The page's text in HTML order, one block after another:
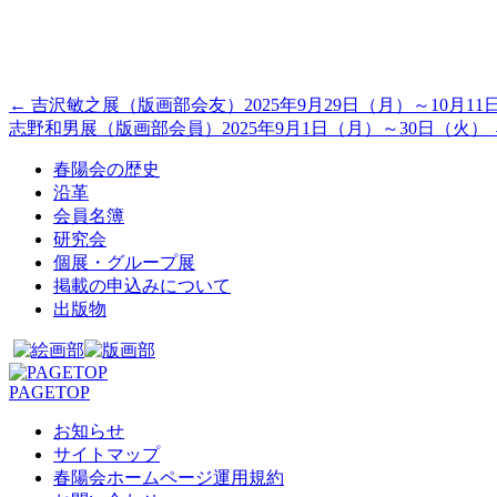
← 吉沢敏之展（版画部会友）2025年9月29日（月）～10月11
志野和男展（版画部会員）2025年9月1日（月）～30日（火）
春陽会の歴史
沿革
会員名簿
研究会
個展・グループ展
掲載の申込みについて
出版物
PAGETOP
お知らせ
サイトマップ
春陽会ホームページ運用規約